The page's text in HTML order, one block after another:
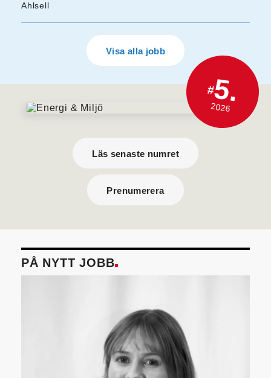
Ahlsell
Visa alla jobb
#5.
2026
Läs senaste numret
Prenumerera
PÅ NYTT JOBB